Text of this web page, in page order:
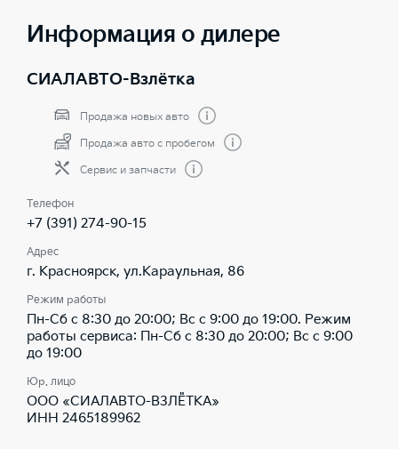
Информация о дилере
СИАЛАВТО-Взлётка
Продажа новых авто
Продажа авто с пробегом
Сервис и запчасти
Телефон
+7 (391) 274-90-15
Адрес
г. Красноярск, ул.Караульная, 86
Режим работы
Пн-Сб с 8:30 до 20:00; Вс с 9:00 до 19:00. Режим
работы сервиса: Пн-Сб с 8:30 до 20:00; Вс с 9:00
до 19:00
Юр. лицо
ООО «СИАЛАВТО-ВЗЛЁТКА»
ИНН 2465189962